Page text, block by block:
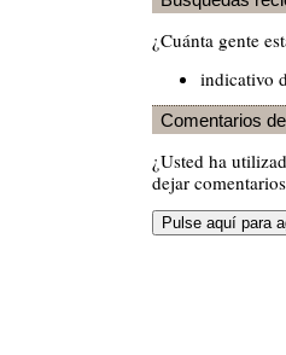
¿Cuánta gente
indicativo
Comentarios
¿Usted ha
dejar